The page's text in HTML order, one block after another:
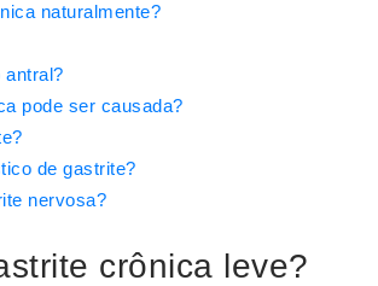
naturalmente?
antral?
pode ser causada?
de gastrite?
nervosa?
crônica leve?